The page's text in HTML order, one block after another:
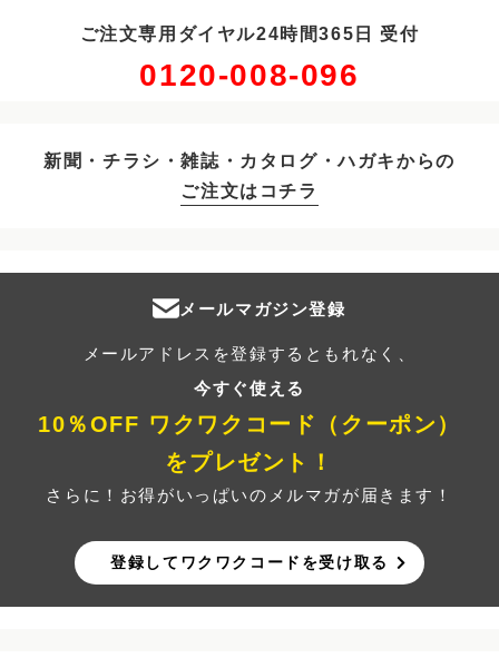
ご注文専用ダイヤル24時間365日 受付
0120-008-096
新聞・チラシ・雑誌・カタログ・ハガキからの
ご注文はコチラ
メールマガジン登録
メールアドレスを登録するともれなく、
今すぐ使える
10％OFF ワクワクコード（クーポン）
をプレゼント！
さらに！お得がいっぱいのメルマガが届きます！
登録してワクワクコードを受け取る